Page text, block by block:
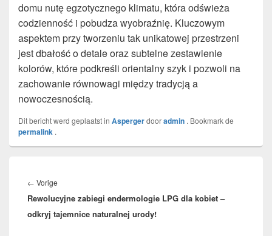
domu nutę egzotycznego klimatu, która odświeża
codzienność i pobudza wyobraźnię. Kluczowym
aspektem przy tworzeniu tak unikatowej przestrzeni
jest dbałość o detale oraz subtelne zestawienie
kolorów, które podkreśli orientalny szyk i pozwoli na
zachowanie równowagi między tradycją a
nowoczesnością.
Dit bericht werd geplaatst in Aspergerdooradmin . Bookmark de
permalink .
navigatie
← Vorige
bericht:
Rewolucyjne zabiegi endermologie LPG dla kobiet –
odkryj tajemnice naturalnej urody!